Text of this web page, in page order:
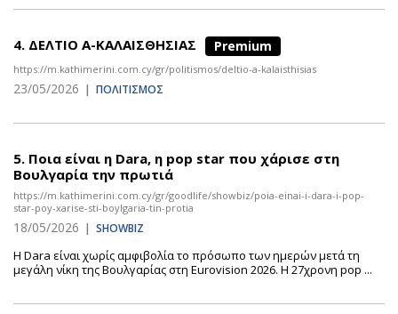
4. ΔΕΛΤΙΟ Α-ΚΑΛΑΙΣΘΗΣΙΑΣ Premium
https://m.kathimerini.com.cy/gr/politismos/deltio-a-kalaisthisias
23/05/2026 | ΠΟΛΙΤΙΣΜΟΣ
5. Ποια είναι η Dara, η pop star που χάρισε στη
Βουλγαρία την πρωτιά
https://m.kathimerini.com.cy/gr/goodlife/showbiz/poia-einai-i-dara-i-pop-
star-poy-xarise-sti-boylgaria-tin-protia
18/05/2026 | SHOWBIZ
Η Dara είναι χωρίς αμφιβολία το πρόσωπο των ημερών μετά τη
μεγάλη νίκη της Βουλγαρίας στη Eurovision 2026. Η 27χρονη pop ...